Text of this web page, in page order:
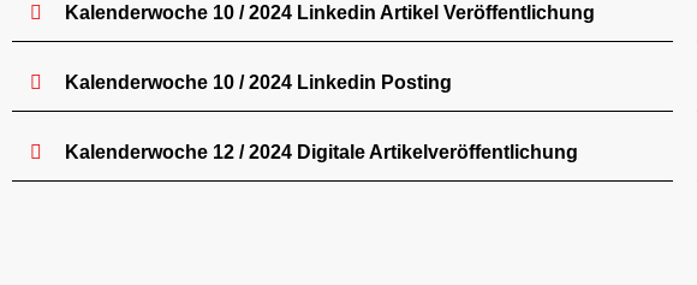
Kalenderwoche 10 / 2024 Linkedin Artikel Veröffentlichung
Kalenderwoche 10 / 2024 Linkedin Posting
Kalenderwoche 12 / 2024 Digitale Artikelveröffentlichung